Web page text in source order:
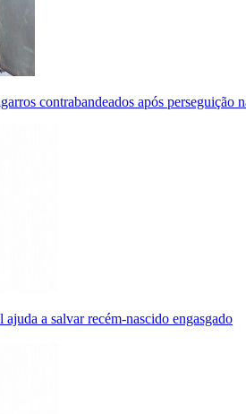
contrabandeados após
a salvar recém-nascido engasgado